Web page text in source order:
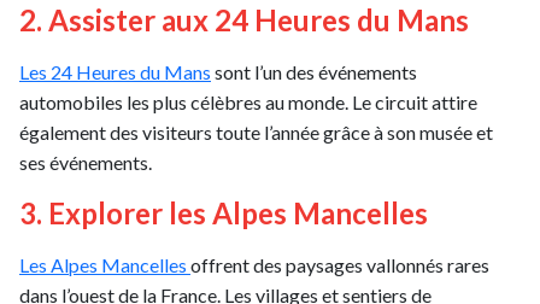
2. Assister aux 24 Heures du Mans
Les 24 Heures du Mans sont l’un des événements
automobiles les plus célèbres au monde. Le circuit attire
également des visiteurs toute l’année grâce à son musée et
ses événements.
3. Explorer les Alpes Mancelles
Les Alpes Mancelles offrent des paysages vallonnés rares
dans l’ouest de la France. Les villages et sentiers de